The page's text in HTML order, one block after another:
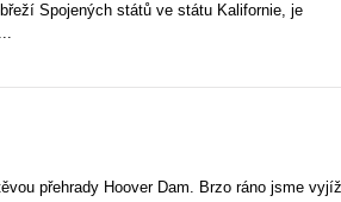
Spojených států ve státu Kalifornie, je
přehrady Hoover Dam. Brzo ráno jsme